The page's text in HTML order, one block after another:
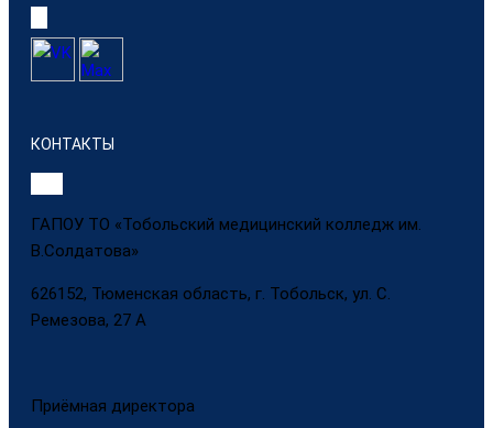
КОНТАКТЫ
ГАПОУ ТО «Тобольский медицинский колледж им.
В.Солдатова»
626152, Тюменская область, г. Тобольск, ул. С.
Ремезова, 27 А
Приёмная директора